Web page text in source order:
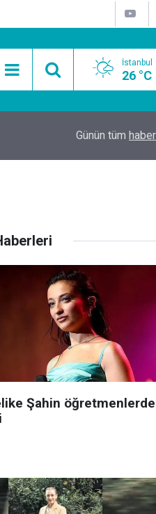
İstanbul
26 °C
Mobil Araçlarla Hayır
Günün tüm
Şahin